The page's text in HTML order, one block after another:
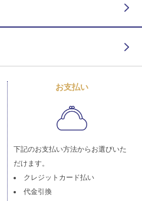
お支払い
下記のお支払い方法からお選びいた
だけます。
クレジットカード払い
代金引換